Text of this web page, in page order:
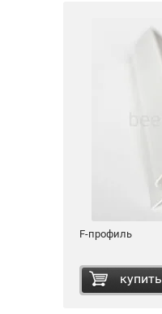
F-профиль
купить